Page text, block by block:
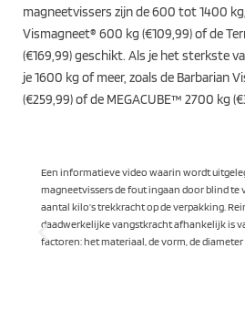
magneetvissers zijn de 600 tot 1400
Vismagneet® 600 kg (€109,99) of de
(€169,99) geschikt. Als je het sterkste
je 1600 kg of meer, zoals de Barbarian
(€259,99) of de MEGACUBE™ 2700 kg
Een informatieve video waarin wordt
magneetvissers de fout ingaan door blind
aantal kilo’s trekkracht op de verpakking.
daadwerkelijke vangstkracht afhankelijk is
factoren: het materiaal, de vorm, de